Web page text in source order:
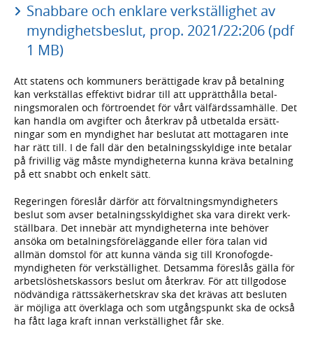
Snabbare och enklare verkställighet av
myndighetsbeslut, prop. 2021/22:206 (pdf
1 MB)
Att statens och kom­muners berät­tigade krav på betal­ning
kan verk­ställas effektivt bidrar till att upp­rätt­hålla betal­
nings­moralen och för­troen­det för vårt väl­färds­sam­hälle. Det
kan handla om avgifter och återkrav på utbetalda ersätt­
ningar som en myndig­het har beslutat att mot­tagaren inte
har rätt till. I de fall där den betal­nings­skyldige inte betalar
på frivillig väg måste myndig­heterna kunna kräva betal­ning
på ett snabbt och enkelt sätt.
Regeringen föreslår därför att förvalt­nings­myndig­heters
beslut som avser betal­nings­skyldig­het ska vara direkt verk­
ställbara. Det innebär att myndig­heterna inte behöver
ansöka om betal­nings­före­läggande eller föra talan vid
allmän domstol för att kunna vända sig till Krono­fogde­
myndig­heten för verk­ställighet. Detsamma föreslås gälla för
arbets­lös­hets­kassors beslut om återkrav. För att till­godose
nöd­vändiga rätts­säker­hets­krav ska det krävas att besluten
är möj­liga att över­klaga och som utgångs­punkt ska de också
ha fått laga kraft innan verk­ställig­het får ske.